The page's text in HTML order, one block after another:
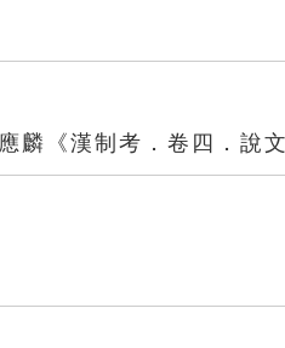
麟《漢制考．卷四．說